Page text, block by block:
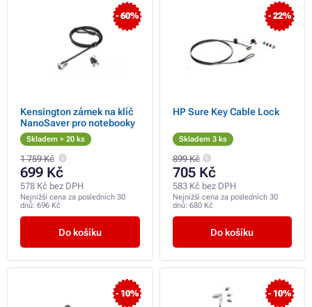
- 60%
Kensington zámek na klíč
NanoSaver pro notebooky
Skladem > 20 ks
1 759 Kč
699 Kč
578 Kč bez DPH
Nejnižší cena za posledních 30
dnů: 696 Kč
Do košíku
- 22%
HP Sure Key Cable Lock
Skladem 3 ks
899 Kč
705 Kč
583 Kč bez DPH
Nejnižší cena za posledních 30
dnů: 680 Kč
Do košíku
- 10% - 10%